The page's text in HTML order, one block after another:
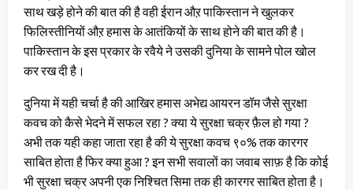
साथ खड़े होने की बात की है वही ईरान औऱ पाकिस्तान ने खुलकर
फिलिस्तीनियों औऱ हमास के आतंकियों के साथ होने की बात की है।
पाकिस्तान के इस प्रकार के रवैये ने उसकी दुनिया के सामने पोल खोल
कर रख दी है।
दुनिया में यही चर्चा है की आखिर हमास अभेद्य आयरन डॉम जैसे सुरक्षा
कवच को कैसे भेदने में सफल रहा ? क्या ये सुरक्षा चक्र फ़ैल हो गया ?
अभी तक यही कहा जाता रहा है की ये सुरक्षा कवच ९०% तक कारगर
साबित होता है फिर क्या हुआ ? इन सभी सवालों का जवाब साफ़ है कि कोई
भी सुरक्षा चक्र अपनी एक निश्चित सिमा तक ही कारगर साबित होता है।